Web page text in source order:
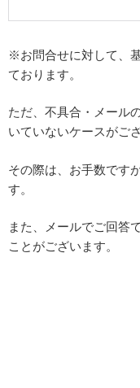
※お問合せに対して、
ております。
ただ、不具合・メール
いていないケースがご
その際は、お手数です
す。
また、メールでご回答
ことがございます。